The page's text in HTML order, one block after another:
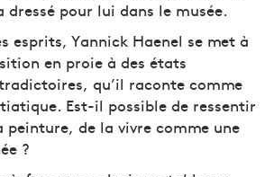
dressé pour lui dans le musée.
esprits, Yannick Haenel se met à
en proie à des états
qu’il raconte comme
Est-il possible de ressentir
peinture, de la vivre comme une
?